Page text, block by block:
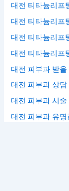
대전 티타늄리프
대전 티타늄리프
대전 티타늄리프
대전 티타늄리프
대전 피부과 받을
대전 피부과 상담
대전 피부과 시술
대전 피부과 유명